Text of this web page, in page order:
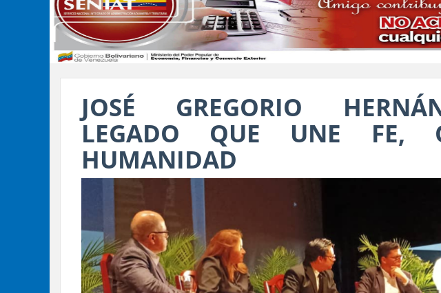
JOSÉ GREGORIO
LEGADO QUE UNE FE,
HUMANIDAD